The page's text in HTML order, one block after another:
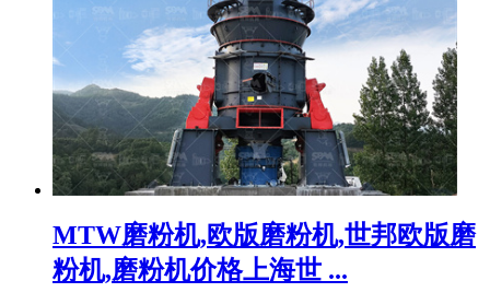
MTW磨粉机,欧版磨粉机,世邦欧版磨
粉机,磨粉机价格上海世 ...